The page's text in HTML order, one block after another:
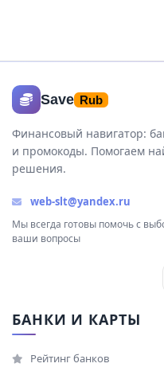
Save Rub
Финансовый навигатор:
и промокоды. Помогаем
решения.
web-slt@yandex.ru
Мы всегда готовы помочь с
ваши вопросы
БАНКИ И КАРТЫ
Рейтинг банков